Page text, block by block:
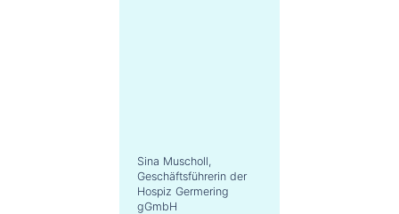
Sina Muscholl,
Geschäftsführerin der
Hospiz Germering
gGmbH